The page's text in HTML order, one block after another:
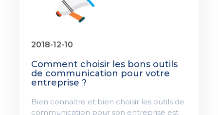
2018-12-10
Comment choisir les bons outils
de communication pour votre
entreprise ?
Bien connaitre et bien choisir les outils de
communication pour son entreprise est